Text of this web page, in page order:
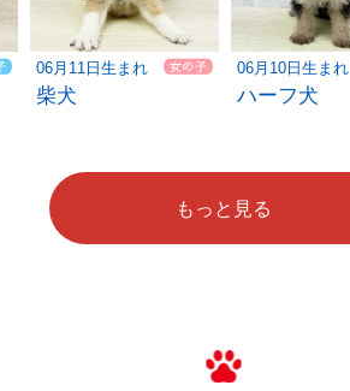
06月11日生まれ
柴犬
06月10日生まれ
ハーフ犬
もっと見る